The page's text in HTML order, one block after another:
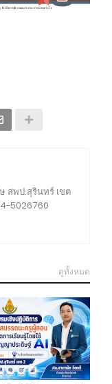
สพป.สุรินทร์ เขต
5026760
ดูทั้งหมด